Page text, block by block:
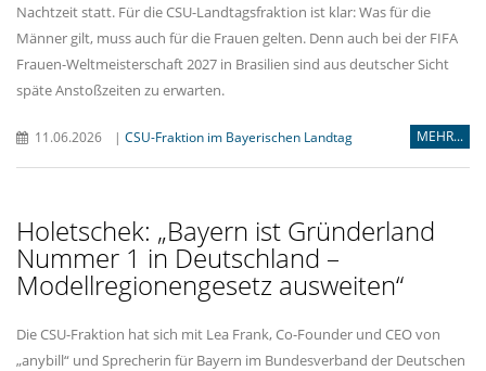
Nachtzeit statt. Für die CSU-Landtagsfraktion ist klar: Was für die
Männer gilt, muss auch für die Frauen gelten. Denn auch bei der FIFA
Frauen-Weltmeisterschaft 2027 in Brasilien sind aus deutscher Sicht
späte Anstoßzeiten zu erwarten.
11.06.2026 | CSU-Fraktion im Bayerischen Landtag MEHR...
Holetschek: „Bayern ist Gründerland
Nummer 1 in Deutschland –
Modellregionengesetz ausweiten“
Die CSU-Fraktion hat sich mit Lea Frank, Co-Founder und CEO von
anybill“ und Sprecherin für Bayern im Bundesverband der Deutschen